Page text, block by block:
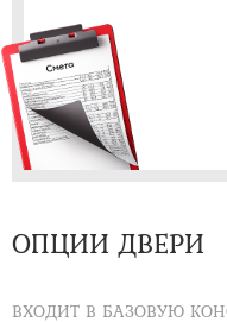
ОПЦИИ ДВЕРИ
ВХОДИТ В БАЗОВУЮ